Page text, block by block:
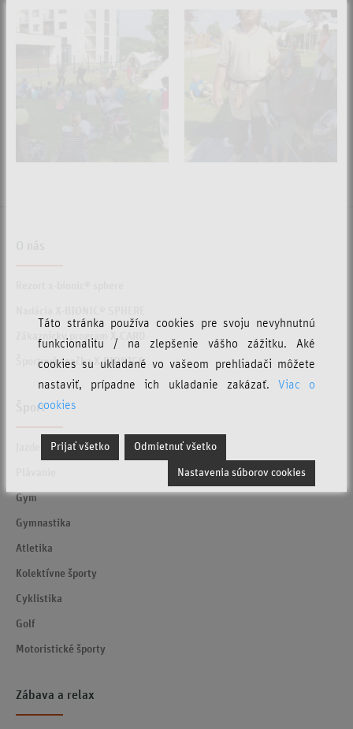
Zákaznícky program X-CARD
Športová značka X-BIONIC®
Šport
Jazdectvo
Gym
Gymnastika
Atletika
Kolektívne športy
Cyklistika
Golf
Motoristické športy
Zábava a relax
Táto stránka používa cookies pre svoju nevyhnutnú
funkcionalitu / na zlepšenie vášho zážitku. Aké
cookies su ukladané vo vašeom prehliadači môžete
nastaviť, prípadne ich ukladanie zakázať. Viac o
cookies
Prijať všetko Odmietnuť všetko
Nastavenia súborov cookies